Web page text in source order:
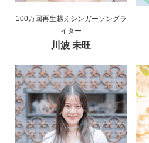
100万回再生越えシンガーソングラ
イター
川波 未旺